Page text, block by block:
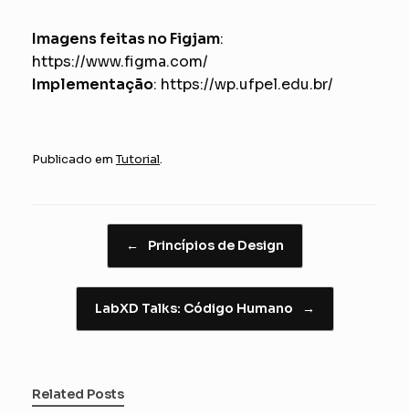
Imagens feitas no Figjam:
https://www.figma.com/
Implementação: https://wp.ufpel.edu.br/
Publicado emTutorial.
← Princípios de Design
LabXD Talks: Código Humano →
Related Posts